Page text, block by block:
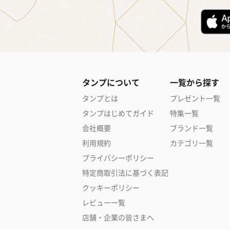
タンプについて
タンプとは
タンプはじめてガイド
会社概要
利用規約
プライバシーポリシー
特定商取引法に基づく表記
クッキーポリシー
レビュー一覧
店舗・企業の皆さまへ
一覧から探す
プレゼント一覧
特集一覧
ブランド一覧
カテゴリ一覧